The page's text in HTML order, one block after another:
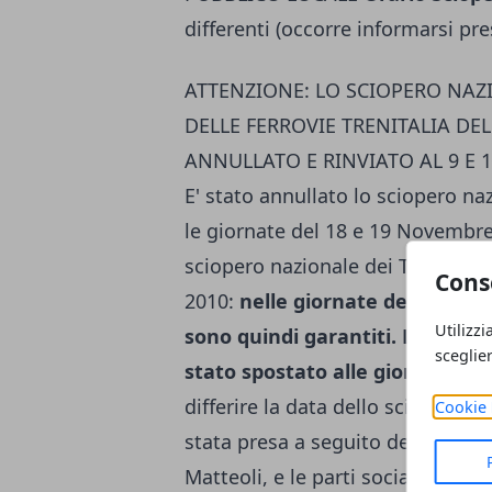
Cookie
differenti (occorre informarsi
ATTENZIONE: LO SCIOPERO
DELLE FERROVIE TRENITALIA
ANNULLATO E RINVIATO AL 9 E
E' stato annullato lo sciopero
le giornate del 18 e 19
sciopero nazionale dei Trasporti
2010: nelle giornate del 18 e 19
sono quindi garantiti. Lo
stato spostato alle giornate del
differire la data dello sciopero
stata presa a seguito dell'
Matteoli, e le parti sociali.